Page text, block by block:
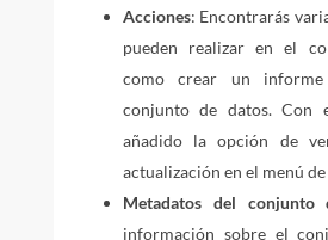
Acciones: Encontrarás
pueden realizar en el
como crear un
conjunto de datos. Con
añadido la opción de
actualización en el menú
Metadatos del conjunto
información sobre el